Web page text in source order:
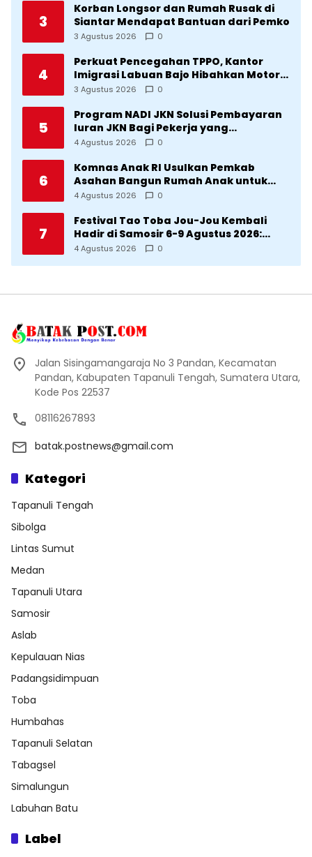
3
Korban Longsor dan Rumah Rusak di
Siantar Mendapat Bantuan dari Pemko
3 Agustus 2026 0
4
Perkuat Pencegahan TPPO, Kantor
Imigrasi Labuan Bajo Hibahkan Motor
Operasional ke Lima Desa di
3 Agustus 2026 0
5
Program NADI JKN Solusi Pembayaran
Iuran JKN Bagi Pekerja yang
Penghasilannya Tidak Tetap
4 Agustus 2026 0
6
Komnas Anak RI Usulkan Pemkab
Asahan Bangun Rumah Anak untuk
Korban Kekerasan
4 Agustus 2026 0
7
Festival Tao Toba Jou-Jou Kembali
Hadir di Samosir 6-9 Agustus 2026:
Datang Saksikan Kemeriahan dan Raih
4 Agustus 2026 0
Jalan Sisingamangaraja No 3 Pandan, Kecamatan
Pandan, Kabupaten Tapanuli Tengah, Sumatera Utara,
Kode Pos 22537
08116267893
batak.postnews@gmail.com
Kategori
Tapanuli Tengah
Sibolga
Lintas Sumut
Medan
Tapanuli Utara
Samosir
Aslab
Kepulauan Nias
Padangsidimpuan
Toba
Humbahas
Tapanuli Selatan
Tabagsel
Simalungun
Labuhan Batu
Label